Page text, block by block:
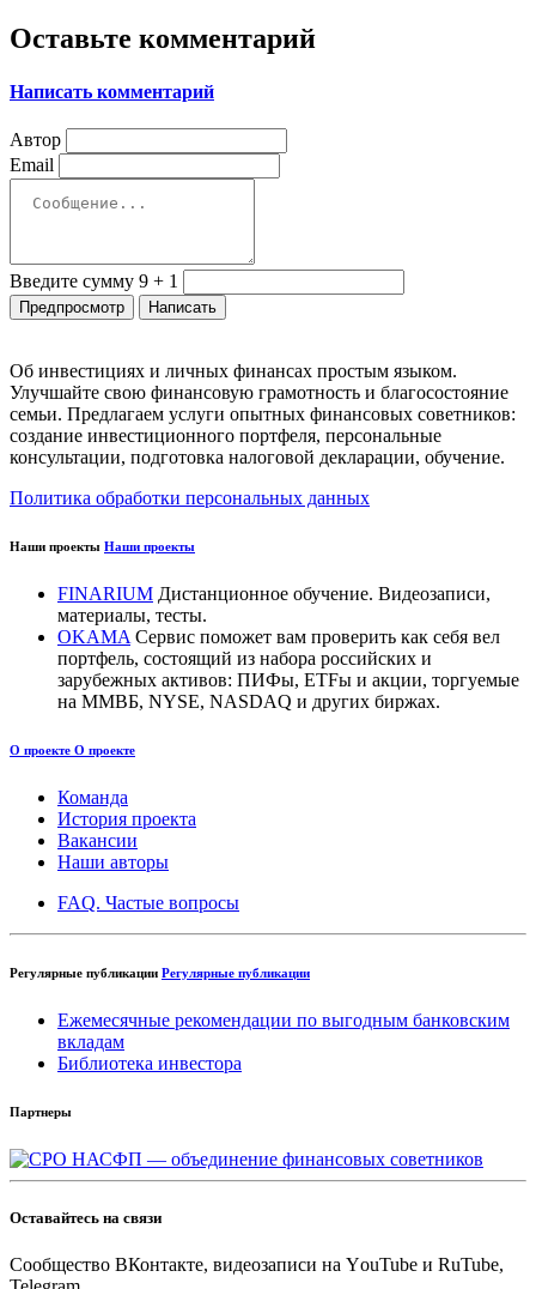
Оставьте комментарий
Написать комментарий
Автор
Email
Введите сумму 9 + 1
Об инвестициях и личных финансах простым языком.
Улучшайте свою финансовую грамотность и благосостояние
семьи. Предлагаем услуги опытных финансовых советников:
создание инвестиционного портфеля, персональные
консультации, подготовка налоговой декларации, обучение.
Политика обработки персональных данных
Наши проекты Наши проекты
FINARIUM Дистанционное обучение. Видеозаписи,
материалы, тесты.
OKAMA Сервис поможет вам проверить как себя вел
портфель, состоящий из набора российских и
зарубежных активов: ПИФы, ETFы и акции, торгуемые
на ММВБ, NYSE, NASDAQ и других биржах.
О проекте О проекте
Команда
История проекта
Вакансии
Наши авторы
FAQ. Частые вопросы
Регулярные публикации Регулярные публикации
Ежемесячные рекомендации по выгодным банковским
вкладам
Библиотека инвестора
Партнеры
Оставайтесь на связи
Cообщество ВКонтакте, видеозаписи на YоuTube и RuTube,